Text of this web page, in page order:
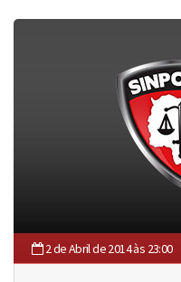
2 de Abril de 2014 às 23:00